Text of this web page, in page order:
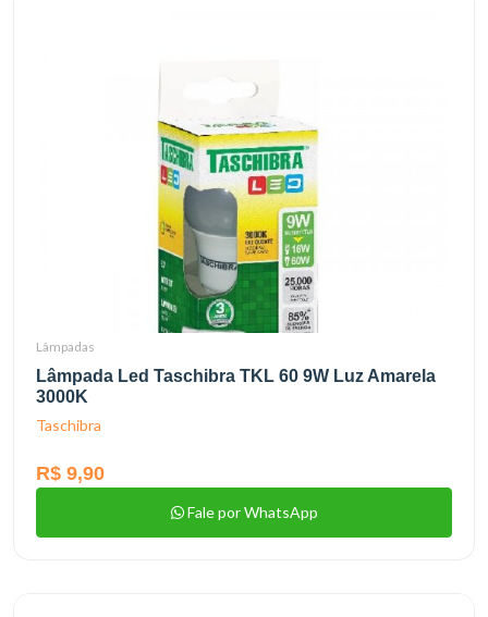
Lâmpadas
Lâmpada Led Taschibra TKL 60 9W Luz Amarela
3000K
Taschibra
R$ 9,90
Fale por WhatsApp